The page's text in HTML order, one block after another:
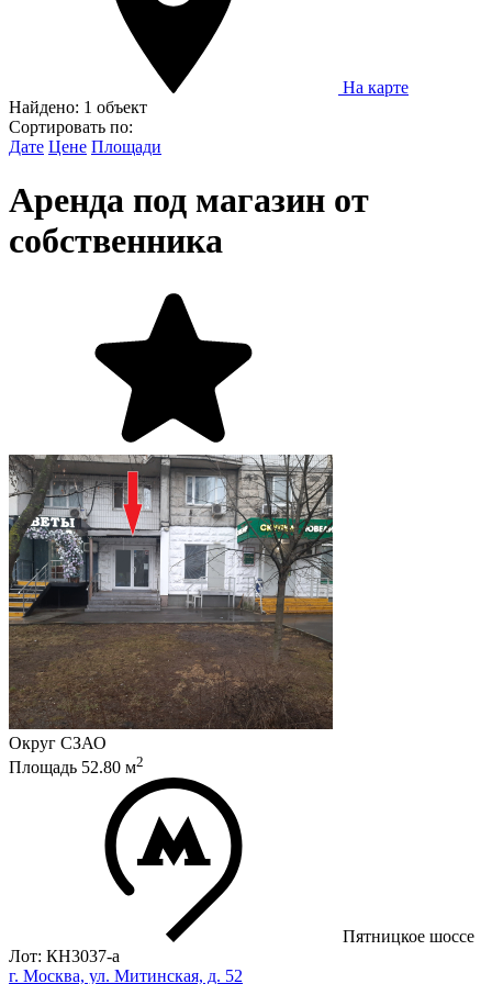
На карте
Найдено: 1 объект
Сортировать по:
Дате Цене Площади
Аренда под магазин от
собственника
Округ СЗАО
Площадь 52.80 м2
Пятницкое шоссе
Лот: КН3037-a
г. Москва, ул. Митинская, д. 52